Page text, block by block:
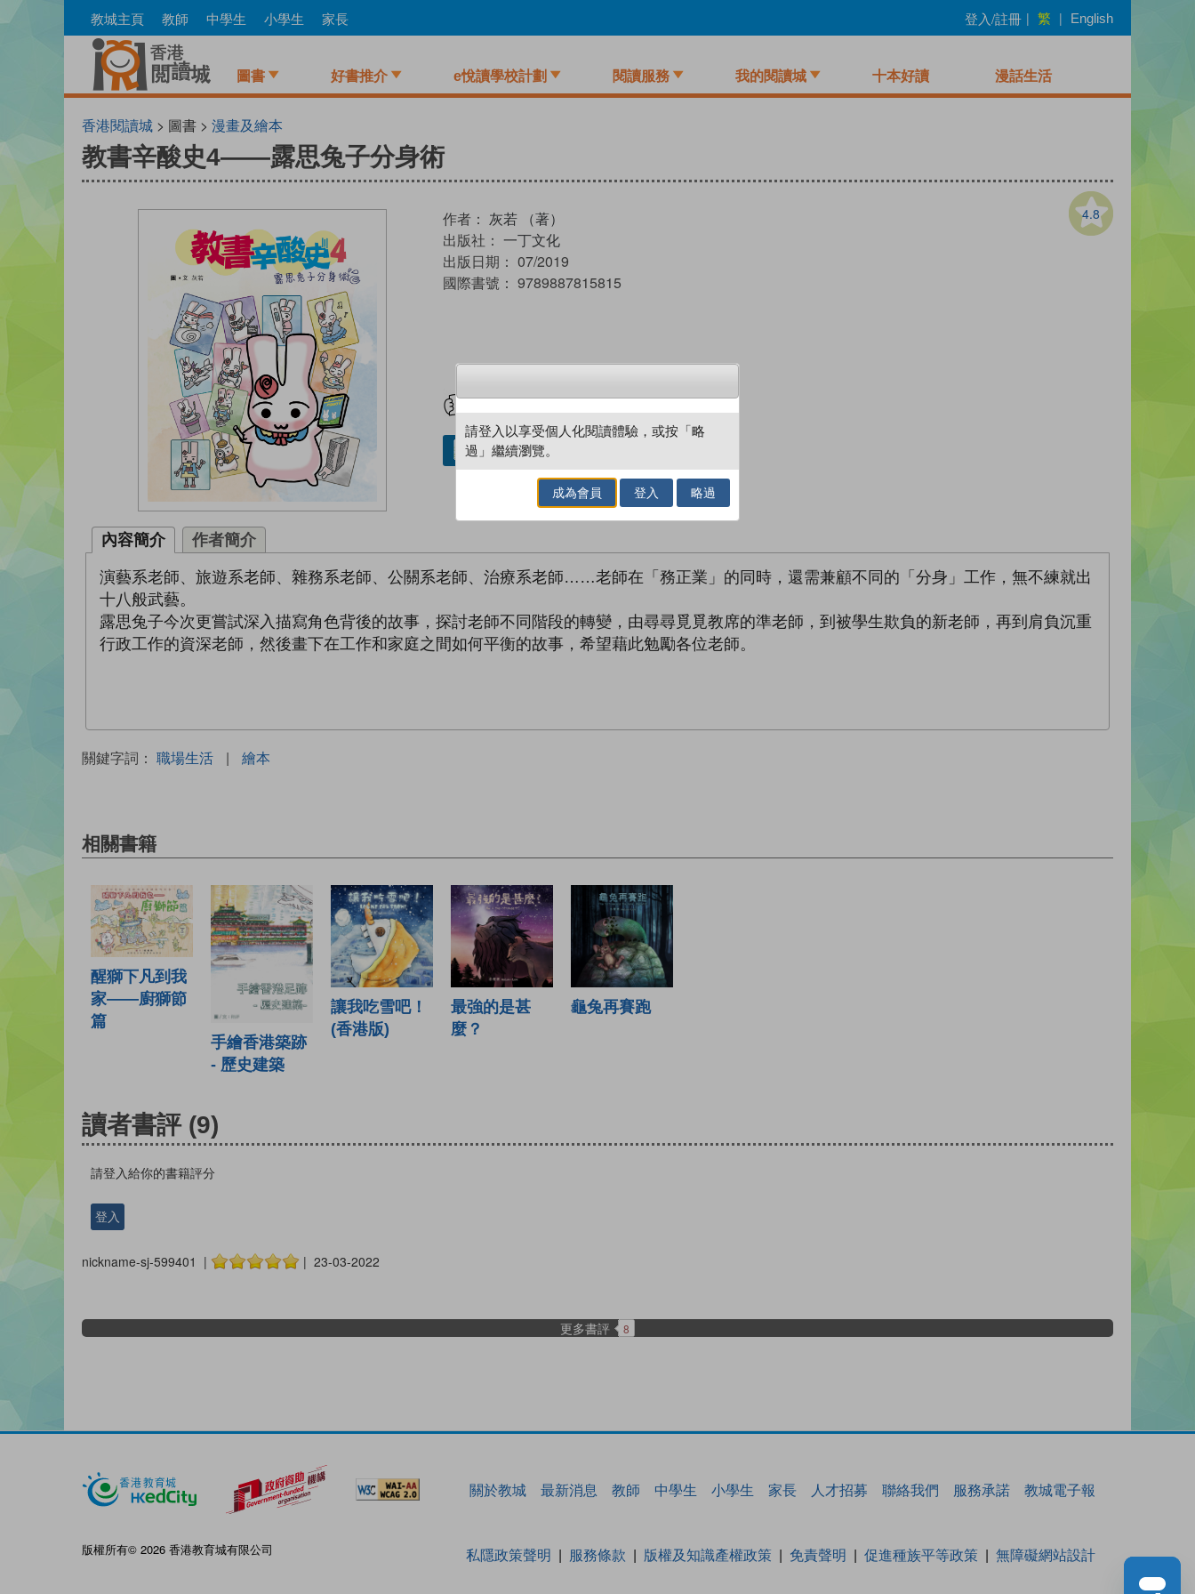
to
教城主頁 教師 中學生 小學生 家長 登入/註冊 | 繁 | English
圖書 好書推介 e悅讀學校計劃 閱讀服務 我的閱讀城 十本好讀 漫話生活
香港閱讀城 > 圖書 > 漫畫及繪本
教書辛酸史4——露思兔子分身術
4.8
作者： 灰若 （著）
出版社： 一丁文化
出版日期： 07/2019
國際書號： 9789887815815
借閱實體書
內容簡介 作者簡介
演藝系老師、旅遊系老師、雜務系老師、公關系老師、治療系老師……老師在「務正業」的同時，還需兼顧不同的「分身」工作，無不練就出
十八般武藝。
露思兔子今次更嘗試深入描寫角色背後的故事，探討老師不同階段的轉變，由尋尋覓覓教席的準老師，到被學生欺負的新老師，再到肩負沉重
行政工作的資深老師，然後畫下在工作和家庭之間如何平衡的故事，希望藉此勉勵各位老師。
關鍵字詞： 職場生活 | 繪本
相關書籍
醒獅下凡到我
家——廚獅節
篇
手繪香港築跡
- 歷史建築
讓我吃雪吧！
(香港版)
最強的是甚
麼？
龜兔再賽跑
讀者書評 (9)
請登入給你的書籍評分
登入
nickname-sj-599401 | | 23-03-2022
更多書評 8
關於教城 最新消息 教師 中學生 小學生 家長 人才招募 聯絡我們 服務承諾 教城電子報
版權所有© 2026 香港教育城有限公司 私隱政策聲明 服務條款 版權及知識產權政策 免責聲明 促進種族平等政策 無障礙網站設計
請登入以享受個人化閱讀體驗，或按「略
過」繼續瀏覽。
成為會員 登入 略過